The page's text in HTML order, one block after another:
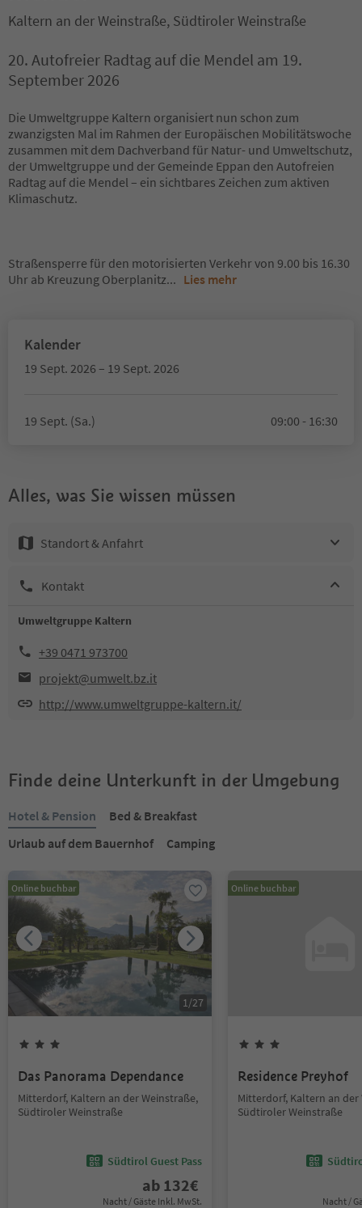
Kaltern an der Weinstraße, Südtiroler Weinstraße
20. Autofreier Radtag auf die Mendel am 19.
September 2026
Die Umweltgruppe Kaltern organisiert nun schon zum
zwanzigsten Mal im Rahmen der Europäischen Mobilitätswoche
zusammen mit dem Dachverband für Natur- und Umweltschutz,
der Umweltgruppe und der Gemeinde Eppan den Autofreien
Radtag auf die Mendel – ein sichtbares Zeichen zum aktiven
Klimaschutz.
Straßensperre für den motorisierten Verkehr von 9.00 bis 16.30
Uhr ab Kreuzung Oberplanitz... Lies mehr
Kalender
19 Sept. 2026 – 19 Sept. 2026
19 Sept. (Sa.) 09:00 - 16:30
Alles, was Sie wissen müssen
Standort & Anfahrt
Kontakt
Umweltgruppe Kaltern
+39 0471 973700
projekt@umwelt.bz.it
http://www.umweltgruppe-kaltern.it/
Finde deine Unterkunft in der Umgebung
Hotel & Pension
Bed & Breakfast
Urlaub auf dem Bauernhof
Camping
Online buchbar
1/27
Das Panorama Dependance
Mitterdorf, Kaltern an der Weinstraße,
Südtiroler Weinstraße
Südtirol Guest Pass
ab 132€
Nacht / Gäste Inkl. MwSt.
Online buchbar
Residence Preyhof
Mitterdorf, Kaltern an der
Südtiroler Weinstraße
Nacht /